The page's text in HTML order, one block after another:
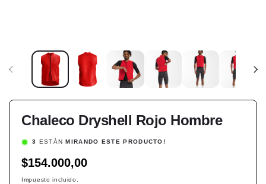
Chaleco Dryshell Rojo Hombre
3 ESTÁN MIRANDO ESTE PRODUCTO!
Precio
habitual
$154.000,00
Impuesto incluido.